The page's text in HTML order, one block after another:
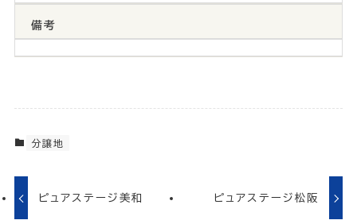
備考
分譲地
ピュアステージ美和 ピュアステージ松阪